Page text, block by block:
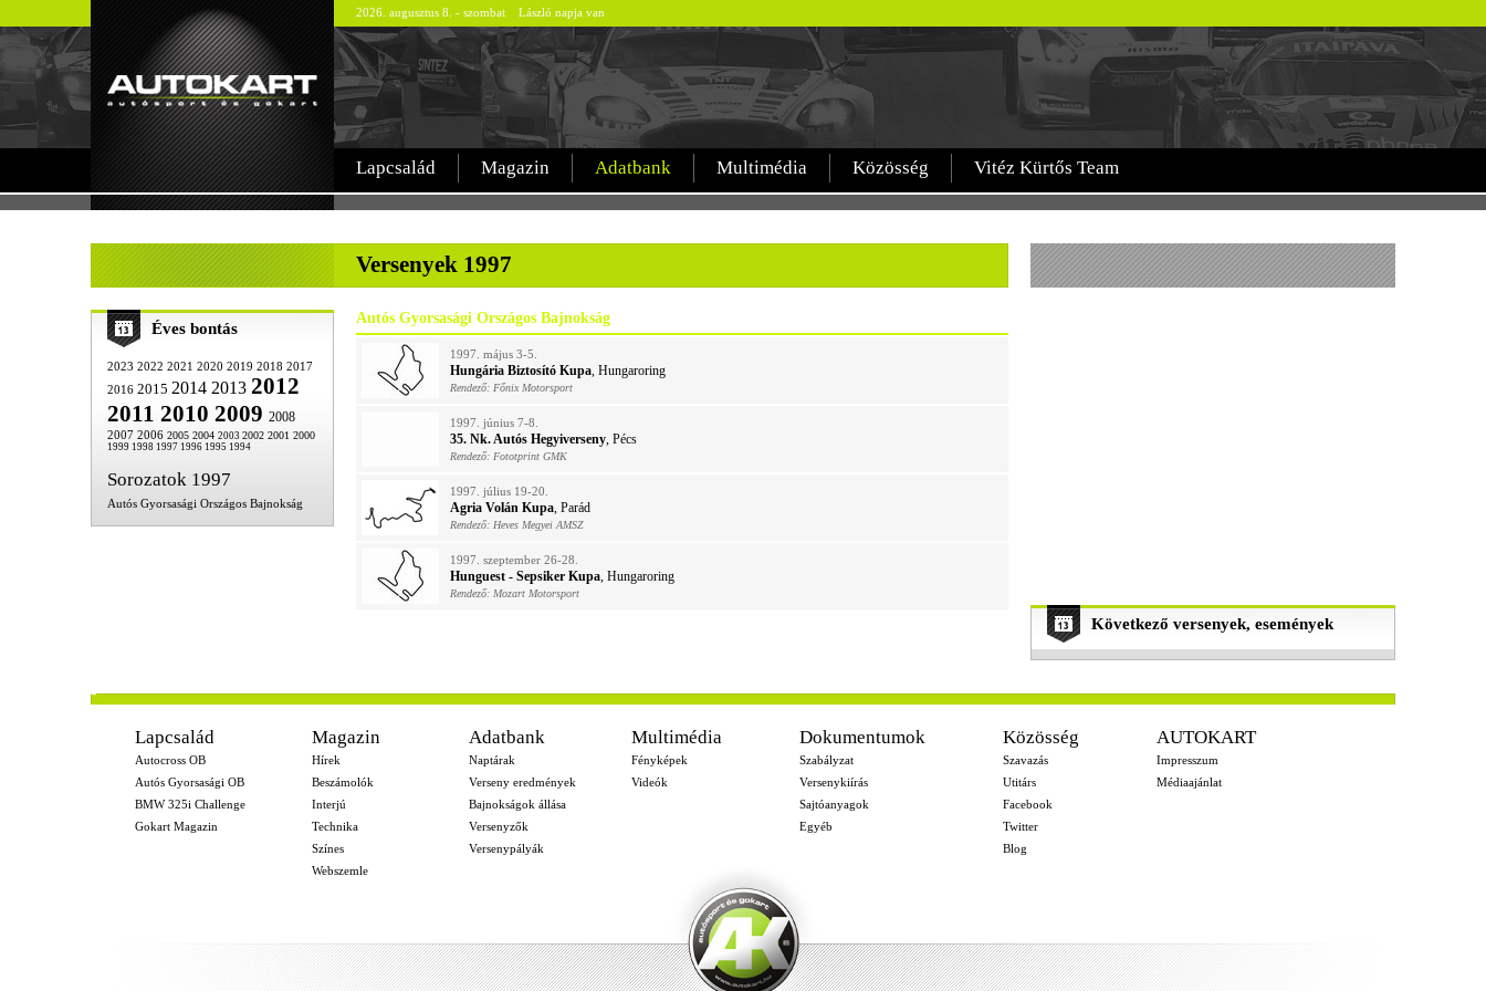
2026. augusztus 8. - szombat László napja van
Lapcsalád Magazin Adatbank Multimédia Közösség Vitéz Kürtős Team
Versenyek 1997
Éves bontás
2023 2022 2021 2020 2019 2018 2017
2016 2015 2014 2013 2012
2011 2010 2009 2008
2007 2006 2005 2004 2003 2002 2001 2000
1999 1998 1997 1996 1995 1994
Sorozatok 1997
Autós Gyorsasági Országos Bajnokság
Autós Gyorsasági Országos Bajnokság
1997. május 3-5.
Hungária Biztosító Kupa, Hungaroring
Rendező: Főnix Motorsport
1997. június 7-8.
35. Nk. Autós Hegyiverseny, Pécs
Rendező: Fototprint GMK
1997. július 19-20.
Agria Volán Kupa, Parád
Rendező: Heves Megyei AMSZ
1997. szeptember 26-28.
Hunguest - Sepsiker Kupa, Hungaroring
Rendező: Mozart Motorsport
Következő versenyek, események
-
Lapcsalád
Autocross OB
Autós Gyorsasági OB
BMW 325i Challenge
Gokart Magazin
Magazin
Hírek
Beszámolók
Interjú
Technika
Színes
Webszemle
Adatbank
Naptárak
Verseny eredmények
Bajnokságok állása
Versenyzők
Versenypályák
Multimédia
Fényképek
Videók
Dokumentumok
Szabályzat
Versenykiírás
Sajtóanyagok
Egyéb
Közösség
Szavazás
Utitárs
Facebook
Twitter
Blog
AUTOKART
Impresszum
Médiaajánlat